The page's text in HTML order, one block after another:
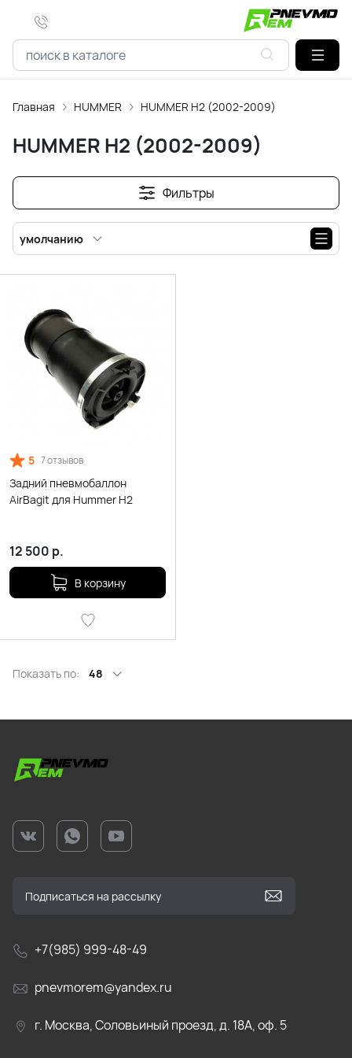
Главная HUMMER HUMMER H2 (2002-2009)
HUMMER H2 (2002-2009)
Фильтры
умолчанию
5 7 отзывов
Задний пневмобаллон
AirBagit для Hummer H2
12 500 р.
В корзину
Показать по: 48
+7(985) 999-48-49
pnevmorem@yandex.ru
г. Москва, Соловьиный проезд, д. 18А, оф. 5